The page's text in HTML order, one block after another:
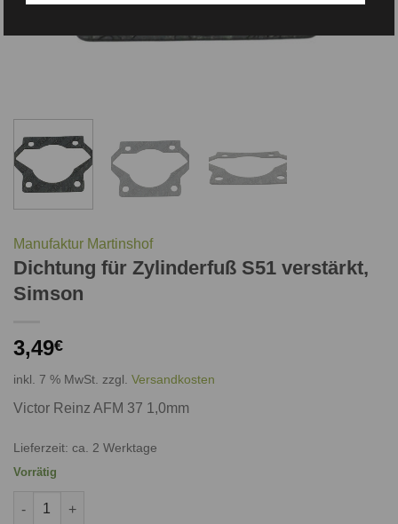
Manufaktur Martinshof
Dichtung für Zylinderfuß S51 verstärkt,
Simson
3,49€
inkl. 7 % MwSt. zzgl. Versandkosten
Victor Reinz AFM 37 1,0mm
Lieferzeit: ca. 2 Werktage
Vorrätig
Dichtung für Zylinderfuß S51 verstärkt, Simson Menge